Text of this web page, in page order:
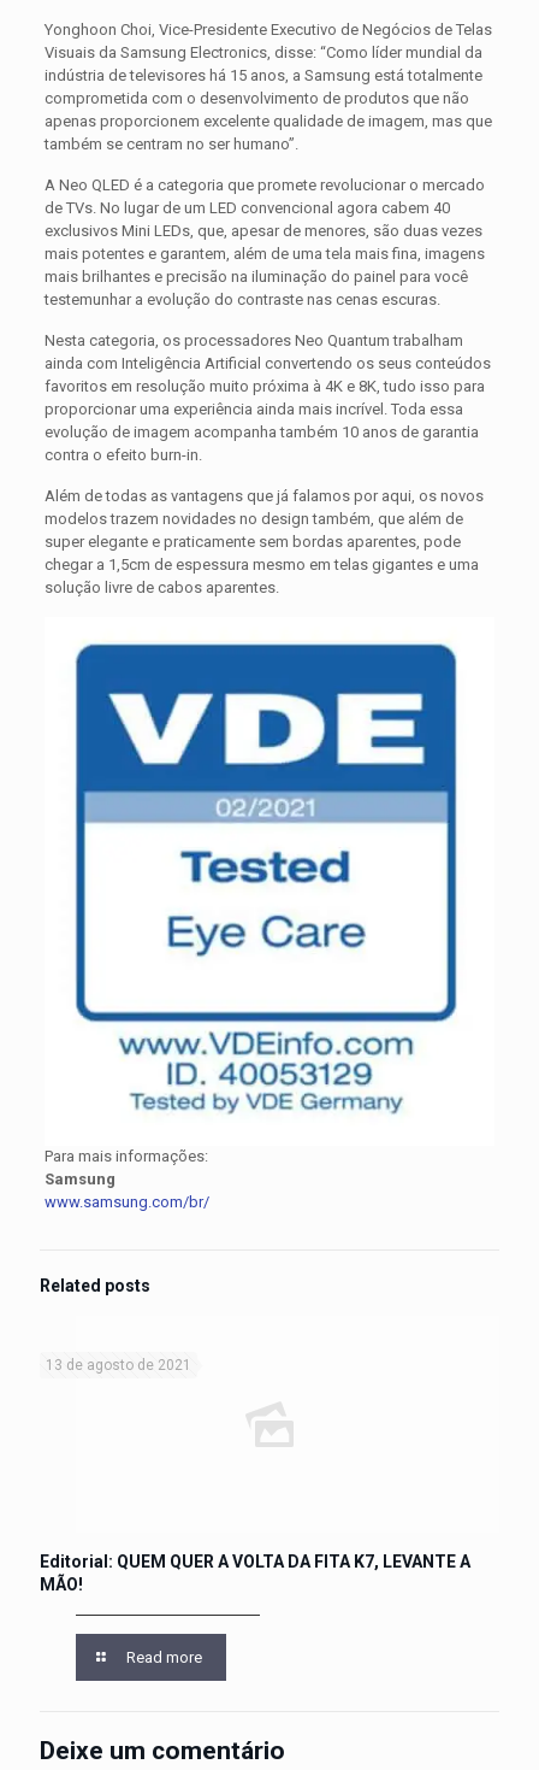
Yonghoon Choi, Vice-Presidente Executivo de Negócios de Telas
Visuais da Samsung Electronics, disse: “Como líder mundial da
indústria de televisores há 15 anos, a Samsung está totalmente
comprometida com o desenvolvimento de produtos que não
apenas proporcionem excelente qualidade de imagem, mas que
também se centram no ser humano”.
A Neo QLED é a categoria que promete revolucionar o mercado
de TVs. No lugar de um LED convencional agora cabem 40
exclusivos Mini LEDs, que, apesar de menores, são duas vezes
mais potentes e garantem, além de uma tela mais fina, imagens
mais brilhantes e precisão na iluminação do painel para você
testemunhar a evolução do contraste nas cenas escuras.
Nesta categoria, os processadores Neo Quantum trabalham
ainda com Inteligência Artificial convertendo os seus conteúdos
favoritos em resolução muito próxima à 4K e 8K, tudo isso para
proporcionar uma experiência ainda mais incrível. Toda essa
evolução de imagem acompanha também 10 anos de garantia
contra o efeito burn-in.
Além de todas as vantagens que já falamos por aqui, os novos
modelos trazem novidades no design também, que além de
super elegante e praticamente sem bordas aparentes, pode
chegar a 1,5cm de espessura mesmo em telas gigantes e uma
solução livre de cabos aparentes.
Para mais informações:
Samsung
www.samsung.com/br/
Related posts
13 de agosto de 2021
Editorial: QUEM QUER A VOLTA DA FITA K7, LEVANTE A
MÃO!
Read more
Deixe um comentário